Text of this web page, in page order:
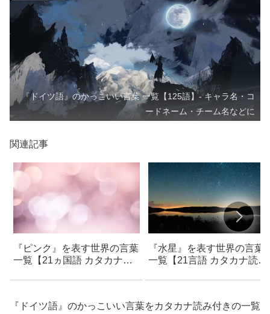
『ドイツ語』のかっこいい言葉 一覧【125語】- キャラ名・コ
ードネーム・チーム名などに
関連記事
『ピンク』を表す世界の言葉
一覧【21ヵ国語 カタカナ読
『水星』を表す世界の言葉
一覧【21言語 カタカナ読み
ど
『ドイツ語』のかっこいい言葉をカタカナ読み付きの一覧